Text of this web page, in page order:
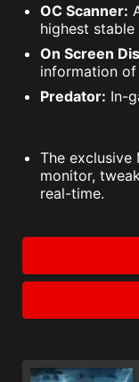
OC Scanner:
highest
On Screen
information
Predator: In-
The exclusive
monitor,
real-time.